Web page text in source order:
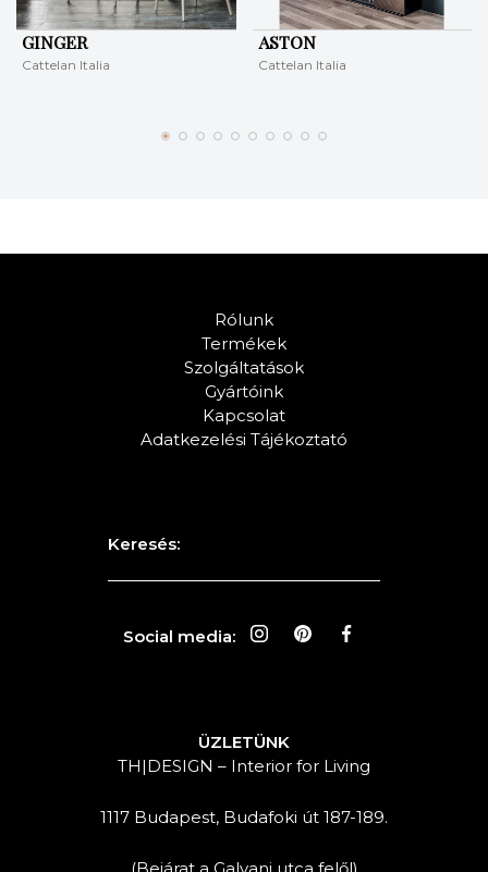
GINGER
Cattelan Italia
ASTON
Cattelan Italia
Rólunk
Termékek
Szolgáltatások
Gyártóink
Kapcsolat
Adatkezelési Tájékoztató
Keresés:
Social media:
ÜZLETÜNK
TH|DESIGN – Interior for Living
1117 Budapest, Budafoki út 187-189.